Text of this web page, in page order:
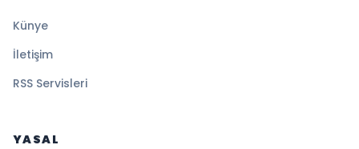
Künye
İletişim
RSS Servisleri
YASAL